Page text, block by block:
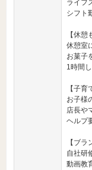
ライフ
シフト
【休憩
休憩室
お菓子
1時間
【子育
お子様
店長や
ヘルプ
【ブラ
自社研
動画教